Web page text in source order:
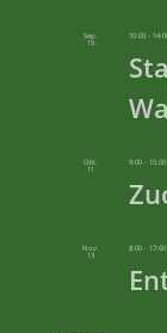
Sep.
19
10:00 -
Okt.
11
9:00 -15:00
Nov.
13
8:00 -17:00